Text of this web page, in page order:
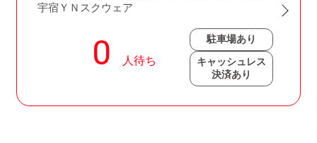
宇宿ＹＮスクウェア
駐車場あり
キャッシュレス
決済あり